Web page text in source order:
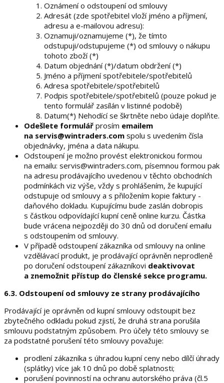
Oznámení o odstoupení od smlouvy
Adresát (zde spotřebitel vloží jméno a příjmení,
adresu a e-mailovou adresu):
Oznamuji/oznamujeme (*), že tímto
odstupuji/odstupujeme (*) od smlouvy o nákupu
tohoto zboží (*)
Datum objednání (*)/datum obdržení (*)
Jméno a příjmení spotřebitele/spotřebitelů
Adresa spotřebitele/spotřebitelů
Podpis spotřebitele/spotřebitelů (pouze pokud je
tento formulář zasílán v listinné podobě)
Datum(*) Nehodící se škrtněte nebo údaje doplňte.
Odešlete formulář prosím emailem
na servis@wintraders.com spolu s uvedením čísla
objednávky, jména a data nákupu.
Odstoupení je možno provést elektronickou formou
na emailu: servis@wintraders.com, písemnou formou pak
na adresu prodávajícího uvedenou v těchto obchodních
podmínkách viz výše, vždy s prohlášením, že kupující
odstupuje od smlouvy a s přiložením kopie faktury -
daňového dokladu. Kupujícímu bude zaslán dobropis
s částkou odpovídající kupní ceně online kurzu. Částka
bude vrácena nejpozději do 30 dnů od doručení emailu
s odstoupením od smlouvy.
V případě odstoupení zákazníka od smlouvy na online
vzdělávací produkt, je prodávající oprávněn neprodleně
po doručení odstoupení zákazníkovi deaktivovat
a znemožnit přístup do členské sekce programu.
6.3. Odstoupení od smlouvy ze strany prodávajícího
Prodávající je oprávněn od kupní smlouvy odstoupit bez
zbytečného odkladu pokud zjistí, že druhá strana porušila
smlouvu podstatným způsobem. Pro účely této smlouvy se
za podstatné porušení této smlouvy považuje:
prodlení zákazníka s úhradou kupní ceny nebo dílčí úhrady
(splátky) více jak 10 dnů po době splatnosti;
porušení povinností na ochranu autorského práva (čl.5